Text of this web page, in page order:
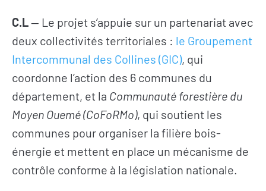
S’INFORMER
L’actualité du
Geres
L’actualité des
AGIR
Entreprises
C.L— Le projet s’appuie sur un partenariat avec
deux collectivités territoriales : le Groupement
Intercommunal des Collines (GIC), qui
coordonne l’action des 6 communes du
département, et la Communauté forestière du
Moyen Ouemé (CoFoRMo), qui soutient les
communes pour organiser la filière bois-
énergie et mettent en place un mécanisme de
contrôle conforme à la législation nationale.